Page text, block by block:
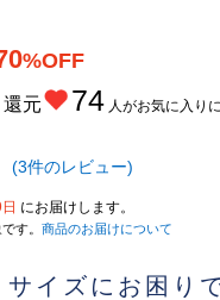
%OFF
元 74 人がお気に入り
(3件のレビュー)
にお届けします。
す。 商品のお届けについて
サイズにお困り